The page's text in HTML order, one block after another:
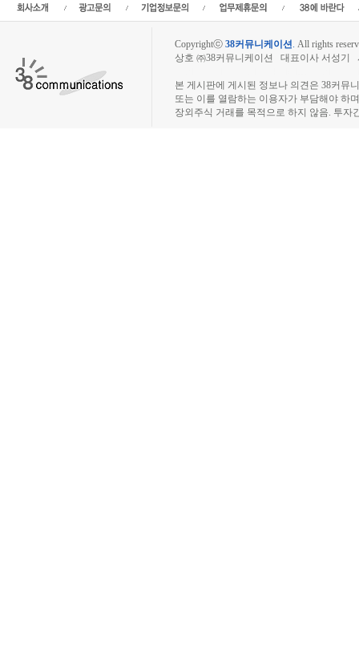
Copyrightⓒ 38커뮤니케이션. All rights
상호 ㈜38커뮤니케이션 대표이사 서성기
본 게시판에 게시된 정보나 의견은 38커뮤
또는 이를 열람하는 이용자가 부담해야 하
장외주식 거래를 목적으로 하지 않음. 투